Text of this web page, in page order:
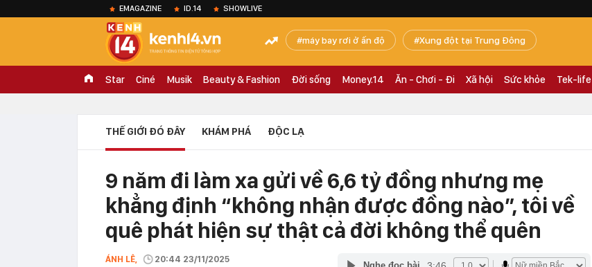
EMAGAZINE ID.14 SHOWLIVE
máy bay rơi ở ấn độ Xung đột tại Trung Đông
Star Ciné Musik Beauty & Fashion Đời sống Money.14 Ăn - Chơi - Đi Xã hội Sức khỏe Tek-life
THẾ GIỚI ĐÓ ĐÂY KHÁM PHÁ ĐỘC LẠ
9 năm đi làm xa gửi về 6,6 tỷ đồng nhưng mẹ
khẳng định “không nhận được đồng nào”, tôi về
quê phát hiện sự thật cả đời không thể quên
ÁNH LÊ, 20:44 23/11/2025